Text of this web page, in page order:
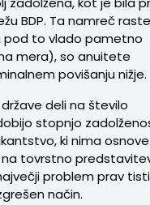
BDP. Ta namreč
pod to vlado pametno
mera), so anuitete
povišanju nižje.
deli na število
stopnjo
ki nima
tovrstno
problem prav
način.